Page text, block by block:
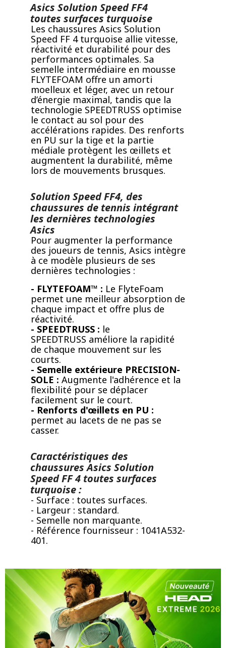
Asics Solution Speed FF4
toutes surfaces turquoise
Les chaussures Asics Solution
Speed FF 4 turquoise allie vitesse,
réactivité et durabilité pour des
performances optimales. Sa
semelle intermédiaire en mousse
FLYTEFOAM offre un amorti
moelleux et léger, avec un retour
d’énergie maximal, tandis que la
technologie SPEEDTRUSS optimise
le contact au sol pour des
accélérations rapides. Des renforts
en PU sur la tige et la partie
médiale protègent les œillets et
augmentent la durabilité, même
lors de mouvements brusques.
Solution Speed FF4, des
chaussures de tennis intégrant
les dernières technologies
Asics
Pour augmenter la performance
des joueurs de tennis, Asics intègre
à ce modèle plusieurs de ses
dernières technologies :
- FLYTEFOAM™ : Le FlyteFoam
permet une meilleur absorption de
chaque impact et offre plus de
réactivité.
- SPEEDTRUSS : le
SPEEDTRUSS améliore la rapidité
de chaque mouvement sur les
courts.
- Semelle extérieure PRECISION-
SOLE : Augmente l'adhérence et la
flexibilité pour se déplacer
facilement sur le court.
- Renforts d'œillets en PU :
permet au lacets de ne pas se
casser.
Caractéristiques des
chaussures Asics Solution
Speed FF 4 toutes surfaces
turquoise :
- Surface : toutes surfaces.
- Largeur : standard.
- Semelle non marquante.
- Référence fournisseur : 1041A532-
401.